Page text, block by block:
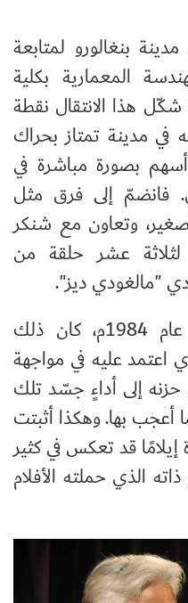
1979م إلى مدينة بنغالورو لمتابعة
المعمارية بكلية
هذا الانتقال نقطة
مدينة تمتاز بحراك
بصورة مباشرة في
فانضمّ إلى فرق مثل
وتعاون مع شنكر
عشر حلقة من
"مالغودي ديز".
وبعد سنوات، وتحديدًا في عام 1984م، كان ذلك
اعتمد عليه في مواجهة
إلى أداءٍ جسّد تلك
أعجب بها. وهكذا أثبتت
إيلامًا قد تعكس في كثير
الذي حملته الأفلام